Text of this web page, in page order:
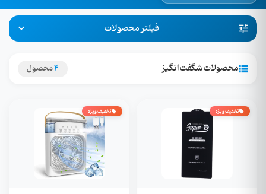
فیلتر محصولات
محصولات شگفت انگیز 4محصول
تخفیف ویژه تخفیف ویژه